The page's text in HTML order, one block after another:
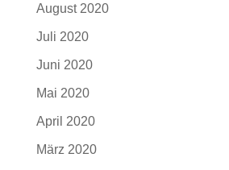
August 2020
Juli 2020
Juni 2020
Mai 2020
April 2020
März 2020